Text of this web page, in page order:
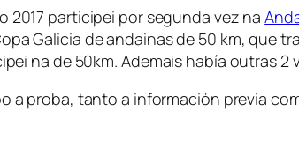
2017 participei por segunda vez na
Galicia de andainas de 50 km, que
na de 50km. Ademais había outras
a proba, tanto a información previa